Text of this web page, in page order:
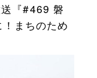
『#469 磐
まちのため